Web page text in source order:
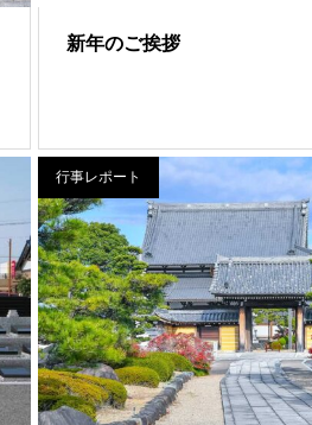
新年のご挨拶
行事レポート